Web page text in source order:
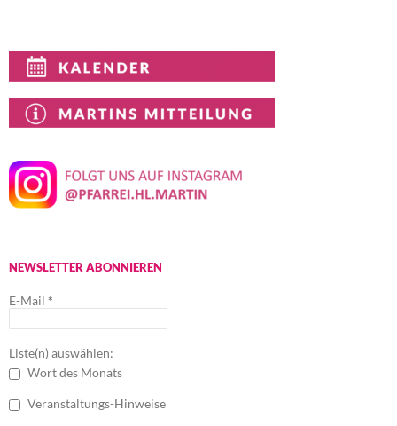
NEWSLETTER ABONNIEREN
E-Mail *
Liste(n) auswählen:
Wort des Monats
Veranstaltungs-Hinweise